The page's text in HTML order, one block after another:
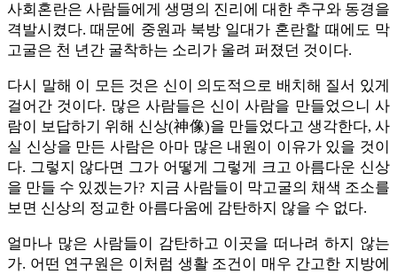
사회혼란은 사람들에게 생명의 진리에 대한 추구와 동경을
격발시켰다. 때문에 중원과 북방 일대가 혼란할 때에도 막
고굴은 천 년간 굴착하는 소리가 울려 퍼졌던 것이다.
다시 말해 이 모든 것은 신이 의도적으로 배치해 질서 있게
걸어간 것이다. 많은 사람들은 신이 사람을 만들었으니 사
람이 보답하기 위해 신상(神像)을 만들었다고 생각한다, 사
실 신상을 만든 사람은 아마 많은 내원이 이유가 있을 것이
다. 그렇지 않다면 그가 어떻게 그렇게 크고 아름다운 신상
을 만들 수 있겠는가? 지금 사람들이 막고굴의 채색 조소를
보면 신상의 정교한 아름다움에 감탄하지 않을 수 없다.
얼마나 많은 사람들이 감탄하고 이곳을 떠나려 하지 않는
가. 어떤 연구원은 이처럼 생활 조건이 매우 간고한 지방에